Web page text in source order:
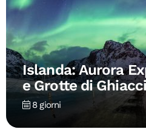
Islanda: Aurora
e Grotte di
8 giorni